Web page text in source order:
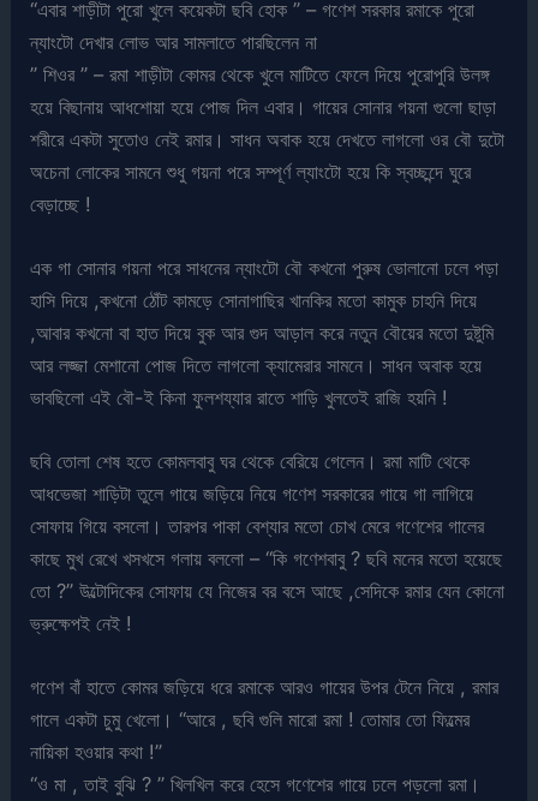
“এবার শাড়ীটা পুরো খুলে কয়েকটা ছবি হোক ” – গণেশ সরকার রমাকে পুরো
ন্যাংটো দেখার লোভ আর সামলাতে পারছিলেন না
” শিওর ” – রমা শাড়ীটা কোমর থেকে খুলে মাটিতে ফেলে দিয়ে পুরোপুরি উলঙ্গ
হয়ে বিছানায় আধশোয়া হয়ে পোজ দিল এবার। গায়ের সোনার গয়না গুলো ছাড়া
শরীরে একটা সুতোও নেই রমার। সাধন অবাক হয়ে দেখতে লাগলো ওর বৌ দুটো
অচেনা লোকের সামনে শুধু গয়না পরে সম্পূর্ণ ল্যাংটো হয়ে কি স্বচ্ছন্দে ঘুরে
বেড়াচ্ছে !
এক গা সোনার গয়না পরে সাধনের ন্যাংটো বৌ কখনো পুরুষ ভোলানো ঢলে পড়া
হাসি দিয়ে ,কখনো ঠোঁট কামড়ে সোনাগাছির খানকির মতো কামুক চাহনি দিয়ে
,আবার কখনো বা হাত দিয়ে বুক আর গুদ আড়াল করে নতুন বৌয়ের মতো দুষ্টুমি
আর লজ্জা মেশানো পোজ দিতে লাগলো ক্যামেরার সামনে। সাধন অবাক হয়ে
ভাবছিলো এই বৌ-ই কিনা ফুলশয্যার রাতে শাড়ি খুলতেই রাজি হয়নি !
ছবি তোলা শেষ হতে কোমলবাবু ঘর থেকে বেরিয়ে গেলেন। রমা মাটি থেকে
আধভেজা শাড়িটা তুলে গায়ে জড়িয়ে নিয়ে গণেশ সরকারের গায়ে গা লাগিয়ে
সোফায় গিয়ে বসলো। তারপর পাকা বেশ্যার মতো চোখ মেরে গণেশের গালের
কাছে মুখ রেখে খসখসে গলায় বললো – “কি গণেশবাবু ? ছবি মনের মতো হয়েছে
তো ?” উল্টোদিকের সোফায় যে নিজের বর বসে আছে ,সেদিকে রমার যেন কোনো
ভ্রুক্ষেপই নেই !
গণেশ বাঁ হাতে কোমর জড়িয়ে ধরে রমাকে আরও গায়ের উপর টেনে নিয়ে , রমার
গালে একটা চুমু খেলো। “আরে , ছবি গুলি মারো রমা ! তোমার তো ফিল্মের
নায়িকা হওয়ার কথা !”
“ও মা , তাই বুঝি ? ” খিলখিল করে হেসে গণেশের গায়ে ঢলে পড়লো রমা।